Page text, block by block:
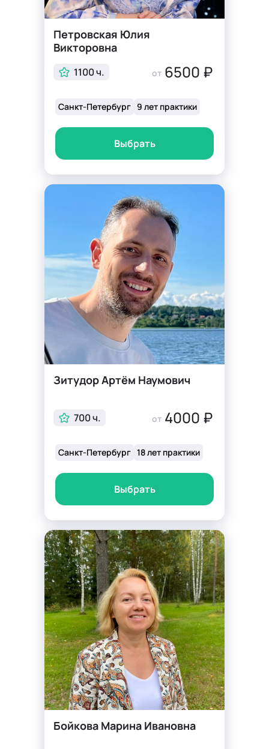
Петровская Юлия
Викторовна
1100 ч. от 6500 ₽
Санкт-Петербург 9 лет практики
Выбрать
Зитудор Артём Наумович
700 ч. от 4000 ₽
Санкт-Петербург 18 лет практики
Выбрать
Бойкова Марина Ивановна